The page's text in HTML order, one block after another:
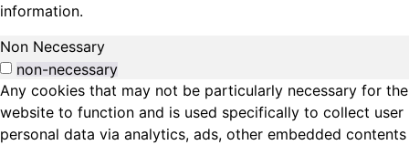
information.
Non Necessary
non-necessary
Any cookies that may not be particularly necessary for the
website to function and is used specifically to collect user
personal data via analytics, ads, other embedded contents